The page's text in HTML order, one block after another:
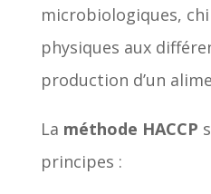
microbiologiques,
physiques aux
production d’un
La méthode HACCP
principes :